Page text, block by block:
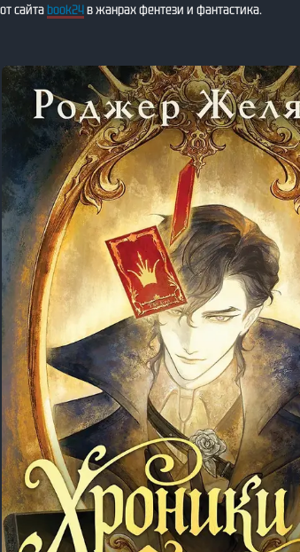
сайтаbook24в жанрах фентези и фантастика.